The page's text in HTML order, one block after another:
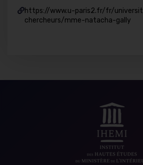
https://www.u-paris2.fr/fr/
chercheurs/mme-natacha-gally